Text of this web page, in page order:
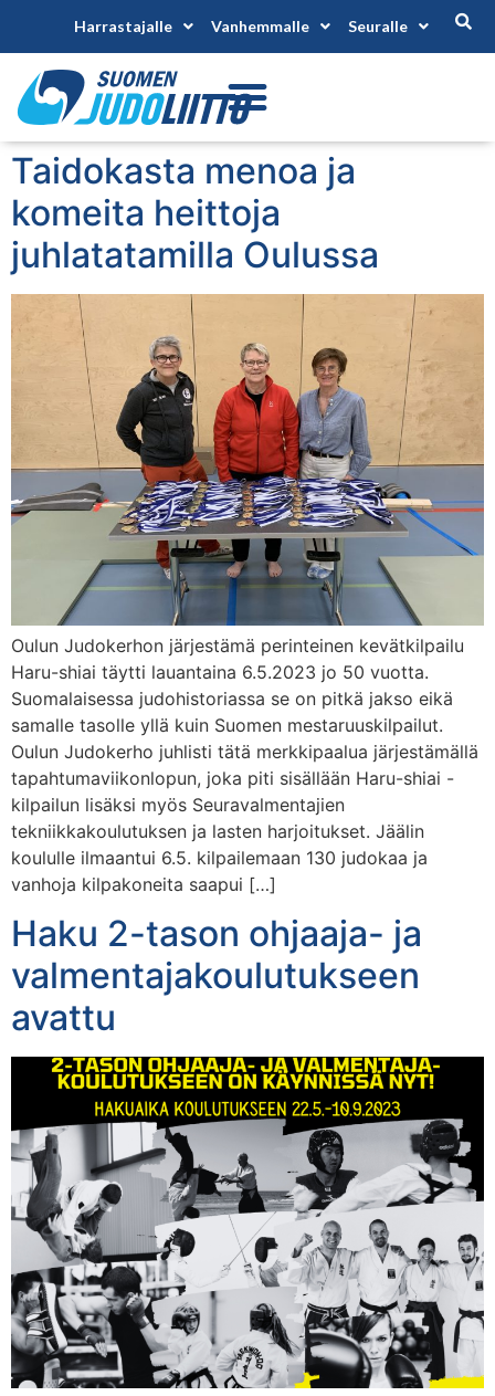
Harrastajalle Vanhemmalle Seuralle
Taidokasta menoa ja
komeita heittoja
juhlatatamilla Oulussa
Oulun Judokerhon järjestämä perinteinen kevätkilpailu
Haru-shiai täytti lauantaina 6.5.2023 jo 50 vuotta.
Suomalaisessa judohistoriassa se on pitkä jakso eikä
samalle tasolle yllä kuin Suomen mestaruuskilpailut.
Oulun Judokerho juhlisti tätä merkkipaalua järjestämällä
tapahtumaviikonlopun, joka piti sisällään Haru-shiai -
kilpailun lisäksi myös Seuravalmentajien
tekniikkakoulutuksen ja lasten harjoitukset. Jäälin
koululle ilmaantui 6.5. kilpailemaan 130 judokaa ja
vanhoja kilpakoneita saapui […]
Haku 2-tason ohjaaja- ja
valmentajakoulutukseen
avattu